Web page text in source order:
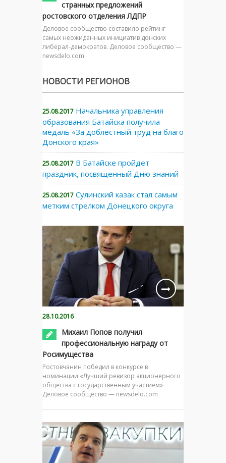
странных предложений
ростовского отделения ЛДПР
Деловое сообщество составило рейтинг
самых неожиданных инициатив донских
либерал-демократов. Деловое сообщество —
newsdelo.com
НОВОСТИ РЕГИОНОВ
25.08.2017 Начальника управления
образования Батайска получила
медаль «За доблестный труд на благо
Донского края»
25.08.2017 В Батайске пройдет
праздник, посвященный Дню знаний
25.08.2017 Сулинский казак стал самым
метким стрелком Донецкого округа
28.10.2016
Михаил Попов получил
профессиональную награду от
Росимущества
Ростовчанин победил в конкурсе в
номинации «Лучший ревизор акционерного
общества с государственным участием»
Деловое сообщество — newsdelo.com